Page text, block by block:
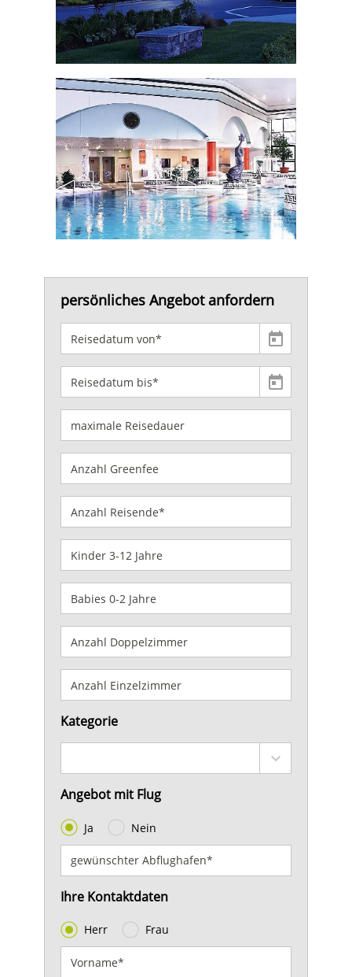
persönliches Angebot anfordern
Kategorie
Angebot mit Flug
Ja Nein
Ihre Kontaktdaten
Herr Frau